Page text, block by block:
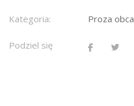
Kategoria: Proza obca
Podziel się